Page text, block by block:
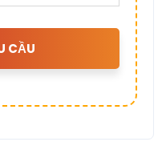
CẦU